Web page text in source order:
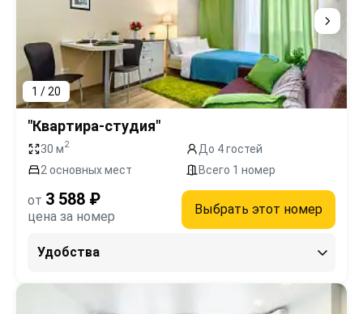
1 / 20
"Квартира-студия"
30 м2
До 4 гостей
2 основных мест
Всего 1 номер
от 3 588 ₽
цена за номер Выбрать этот номер
Удобства